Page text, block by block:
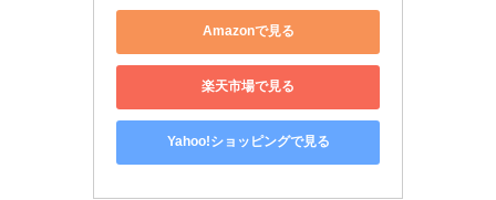
Amazonで見る
楽天市場で見る
Yahoo!ショッピングで見る